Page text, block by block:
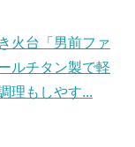
火台「男前ファ
ルチタン製で軽
理もしやす...